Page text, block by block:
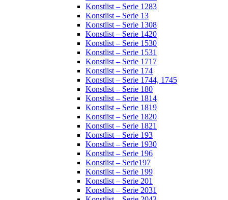
Konstlist – Serie 1283
Konstlist – Serie 13
Konstlist – Serie 1308
Konstlist – Serie 1420
Konstlist – Serie 1530
Konstlist – Serie 1531
Konstlist – Serie 1717
Konstlist – Serie 174
Konstlist – Serie 1744, 1745
Konstlist – Serie 180
Konstlist – Serie 1814
Konstlist – Serie 1819
Konstlist – Serie 1820
Konstlist – Serie 1821
Konstlist – Serie 193
Konstlist – Serie 1930
Konstlist – Serie 196
Konstlist – Serie197
Konstlist – Serie 199
Konstlist – Serie 201
Konstlist – Serie 2031